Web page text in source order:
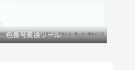
色番号変換ツール